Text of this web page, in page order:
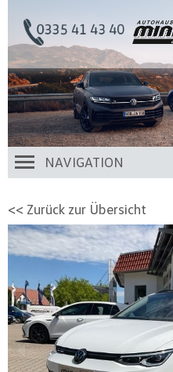
NAVIGATION
<< Zurück zur Übersicht